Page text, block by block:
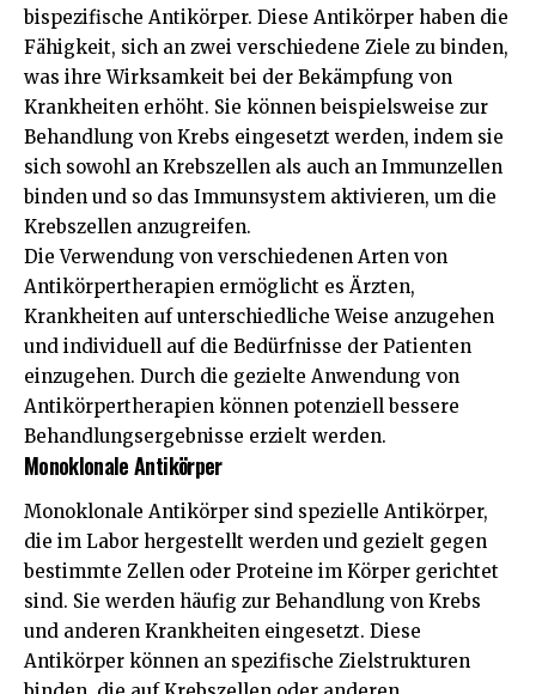
bispezifische Antikörper. Diese Antikörper haben die
Fähigkeit, sich an zwei verschiedene Ziele zu binden,
was ihre Wirksamkeit bei der Bekämpfung von
Krankheiten erhöht. Sie können beispielsweise zur
Behandlung von Krebs eingesetzt werden, indem sie
sich sowohl an Krebszellen als auch an Immunzellen
binden und so das Immunsystem aktivieren, um die
Krebszellen anzugreifen.
Die Verwendung von verschiedenen Arten von
Antikörpertherapien ermöglicht es Ärzten,
Krankheiten auf unterschiedliche Weise anzugehen
und individuell auf die Bedürfnisse der Patienten
einzugehen. Durch die gezielte Anwendung von
Antikörpertherapien können potenziell bessere
Behandlungsergebnisse erzielt werden.
Monoklonale Antikörper
Monoklonale Antikörper sind spezielle Antikörper,
die im Labor hergestellt werden und gezielt gegen
bestimmte Zellen oder Proteine im Körper gerichtet
sind. Sie werden häufig zur Behandlung von Krebs
und anderen Krankheiten eingesetzt. Diese
Antikörper können an spezifische Zielstrukturen